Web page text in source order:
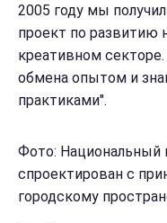
2005 году мы
проект по развитию
креативном
обмена опытом и
практиками".
Фото:
спроектирован с
городскому